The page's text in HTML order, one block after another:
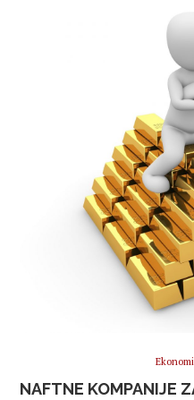
NAFTNE KOMPANIJE